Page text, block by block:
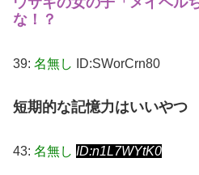
な！？
39: 名無し ID:SWorCrn80
短期的な記憶力はいいやつ
43: 名無し ID:n1L7WYtK0